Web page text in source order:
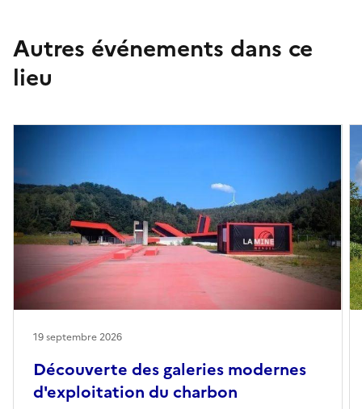
Autres événements dans ce
lieu
Découverte des galeries modernes
d'exploitation du charbon
19 septembre 2026